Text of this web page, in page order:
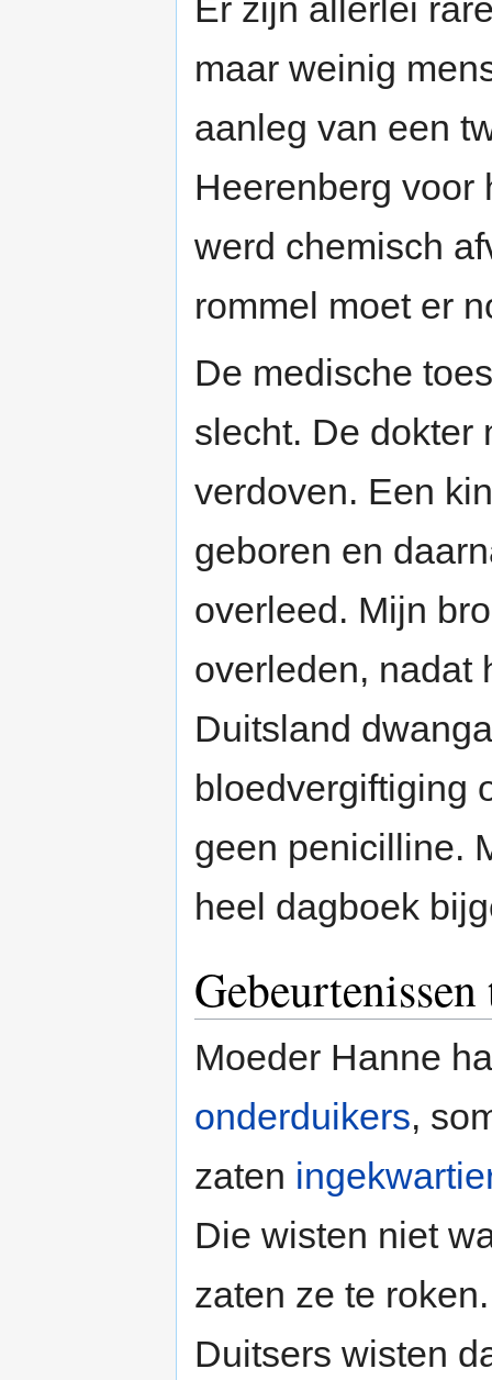
Er zijn allerlei
maar weinig
aanleg van een
Heerenberg
werd chemisch
rommel moet er
De medische
slecht. De dokter
verdoven. Een
geboren en
overleed. Mijn
overleden, nadat
Duitsland
bloedvergiftiging
geen penicilline.
heel dagboek
Moeder Hanne
onderduikers,
zaten
Die wisten niet
zaten ze te
Duitsers wisten